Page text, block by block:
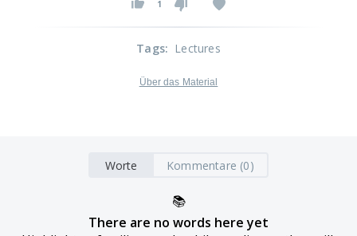
1
Tags: Lectures
Über das Material
Worte Kommentare (0)
📚
There are no words here yet